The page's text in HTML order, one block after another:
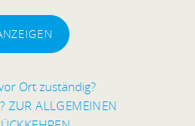
Ort zuständig?
ZUR ALLGEMEINEN